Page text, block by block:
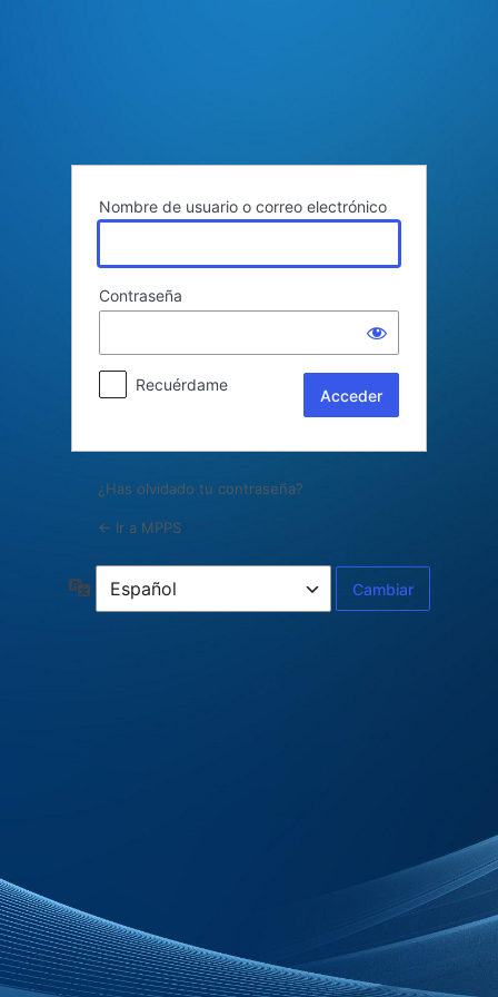
Nombre de usuario o correo electrónico
Contraseña
Recuérdame
¿Has olvidado tu contraseña?
← Ir a MPPS
Idioma